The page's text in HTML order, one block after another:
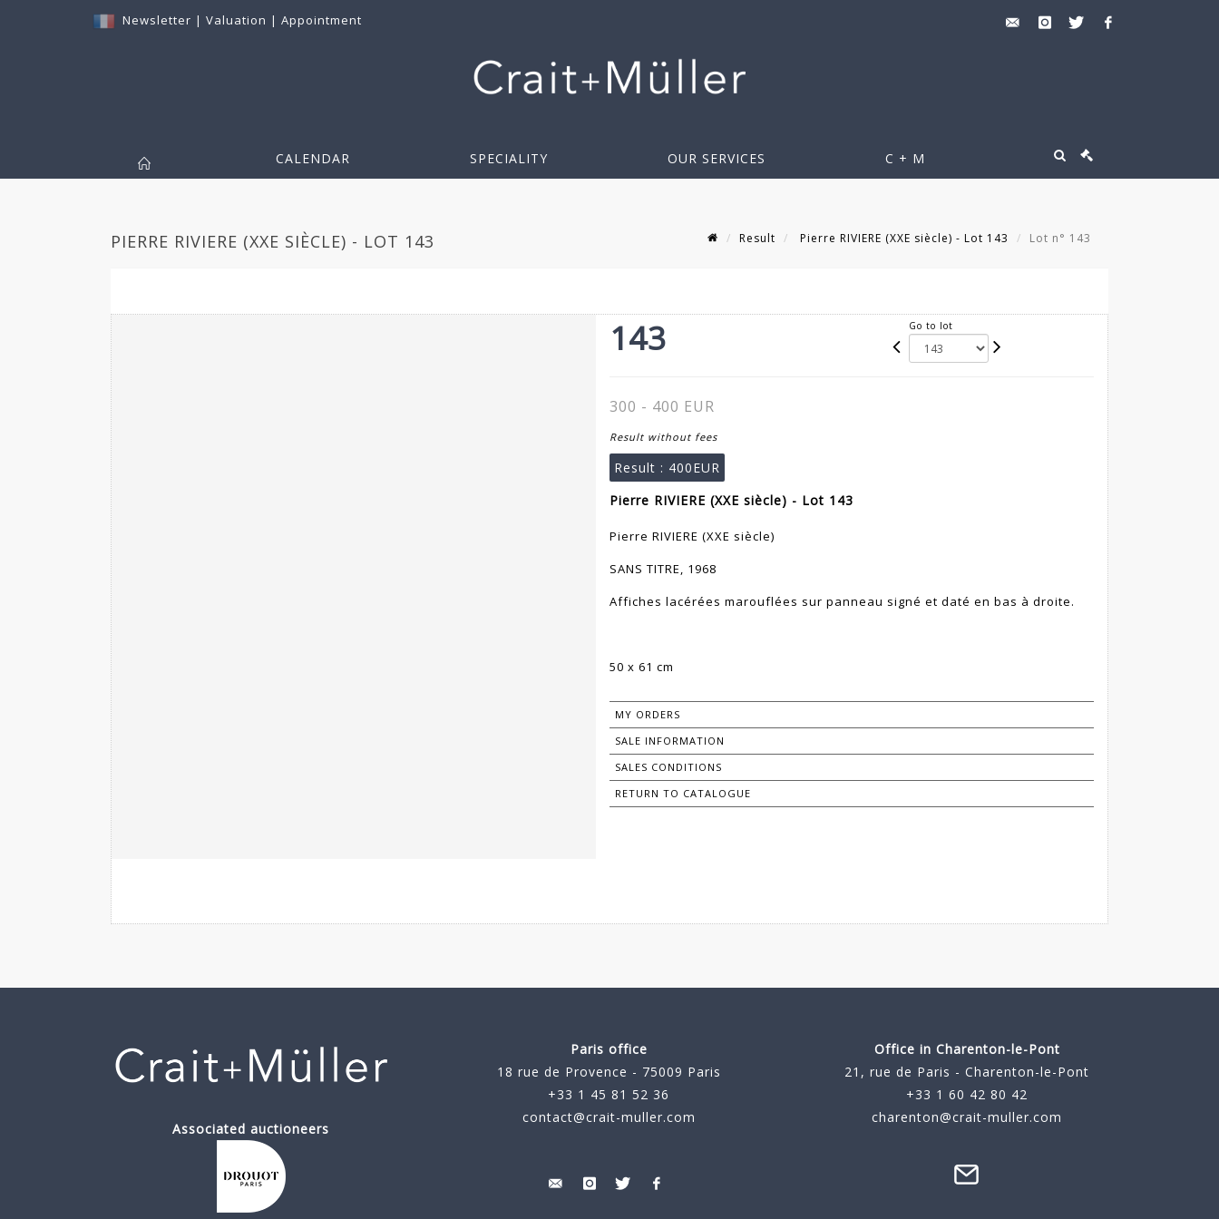
Newsletter | Valuation | Appointment
CALENDAR SPECIALITY OUR SERVICES C + M
PIERRE RIVIERE (XXE SIÈCLE) - LOT 143 Result Pierre RIVIERE (XXE siècle) - Lot 143 Lot n° 143
143 Go to lot
300 - 400 EUR
Result without fees
Result : 400EUR
Pierre RIVIERE (XXE siècle) - Lot 143
Pierre RIVIERE (XXE siècle)
SANS TITRE, 1968
Affiches lacérées marouflées sur panneau signé et daté en bas à droite.
50 x 61 cm
MY ORDERS
SALE INFORMATION
SALES CONDITIONS
RETURN TO CATALOGUE
Associated auctioneers
Paris office
18 rue de Provence - 75009 Paris
+33 1 45 81 52 36
contact@crait-muller.com
Office in Charenton-le-Pont
21, rue de Paris - Charenton-le-Pont
+33 1 60 42 80 42
charenton@crait-muller.com